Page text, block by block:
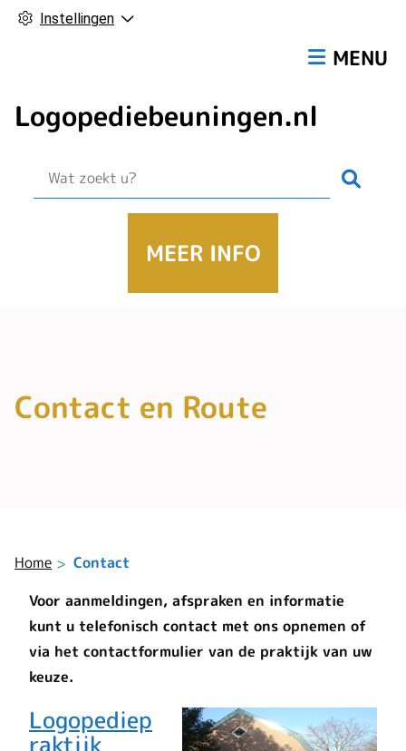
Instellingen
Logopediebeuningen.nl
MENU
MEER INFO
Home Contact
Contact en Route
Voor aanmeldingen, afspraken en informatie
kunt u telefonisch contact met ons opnemen of
via het contactformulier van de praktijk van uw
keuze.
Logopediep
raktijk